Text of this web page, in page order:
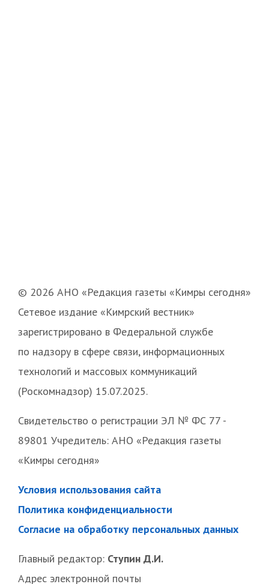
© 2026 АНО «Редакция газеты «Кимры сегодня»
Сетевое издание «Кимрский вестник»
зарегистрировано в Федеральной службе
по надзору в сфере связи, информационных
технологий и массовых коммуникаций
(Роскомнадзор) 15.07.2025.
Свидетельство о регистрации ЭЛ № ФС 77 -
89801 Учредитель: АНО «Редакция газеты
«Кимры сегодня»
Условия использования сайта
Политика конфиденциальности
Согласие на обработку персональных данных
Главный редактор: Ступин Д.И.
Адрес электронной почты